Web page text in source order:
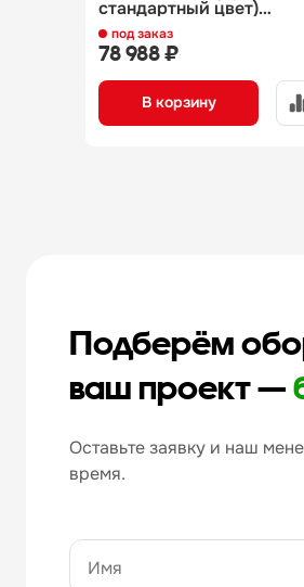
стандартный цвет)
п0000009306.2494
под заказ
78 988 ₽
В корзину
Подберём
ваш проект —
Оставьте заявку и наш
время.